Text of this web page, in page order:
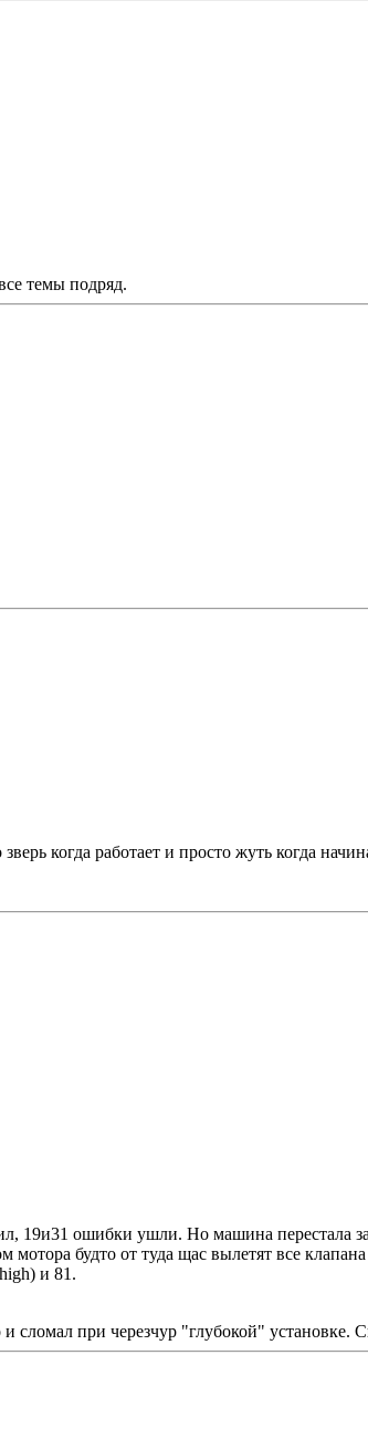
темы подряд.
когда работает и просто жуть когда
19и31 ошибки ушли. Но машина перестала
мотора будто от туда щас вылетят все
и 81.
сломал при черезчур "глубокой"